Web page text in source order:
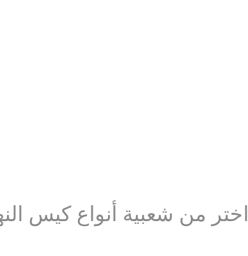
اختر من شعبية أنواع كيس